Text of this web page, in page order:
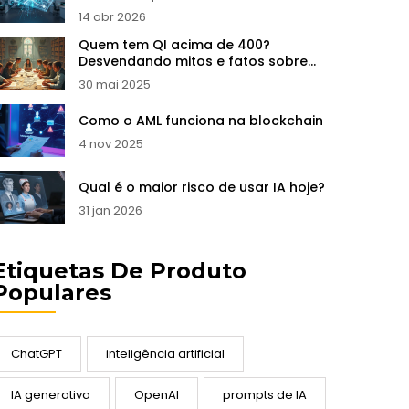
Fluxos de Consentimento
14 abr 2026
Quem tem QI acima de 400?
Desvendando mitos e fatos sobre
inteligência extrema
30 mai 2025
Como o AML funciona na blockchain
4 nov 2025
Qual é o maior risco de usar IA hoje?
31 jan 2026
De Produto
ChatGPT inteligência artificial
IA generativa OpenAI prompts de IA